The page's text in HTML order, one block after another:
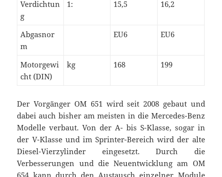
Verdichtun
g
1: 15,5 16,2
Abgasnor
m
EU6 EU6
Motorgewi
cht (DIN)
kg 168 199
Der Vorgänger OM 651 wird seit 2008 gebaut und
dabei auch bisher am meisten in die Mercedes-Benz
Modelle verbaut. Von der A- bis S-Klasse, sogar in
der V-Klasse und im Sprinter-Bereich wird der alte
Diesel-Vierzylinder eingesetzt. Durch die
Verbesserungen und die Neuentwicklung am OM